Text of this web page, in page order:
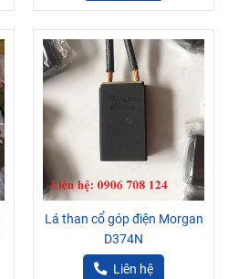
Lá than cổ góp điện Morgan
D374N
Liên hệ